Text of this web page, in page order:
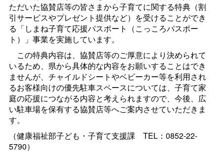
ただいた協賛店等の皆さまから子育てに関する特典（割
引サービスやプレゼント提供など）を受けることができ
る「しまね子育て応援パスポート（こっころパスポー
ト）」事業を実施しています。
この特典内容は、協賛店等のご厚意により決められて
いるため、県から具体的な内容をお願いすることはでき
ませんが、チャイルドシートやベビーカー等を利用され
るお客様向けの優先駐車スペースについては、子育て家
庭の応援につながる内容と考えられますので、今後、広
い駐車場を保有する協賛店等へご案内させていただきま
す。
（健康福祉部子ども・子育て支援課 TEL：0852-22-
5790）